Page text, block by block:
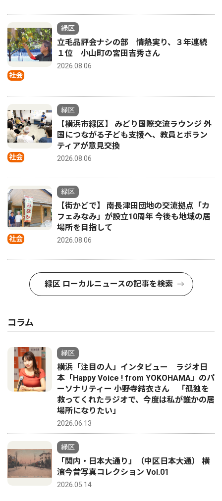
社会
緑区
立毛品評会ナシの部 情熱実り、３年連続
１位 小山町の宮田吉秀さん
2026.08.06
社会
緑区
【横浜市緑区】 みどり国際交流ラウンジ 外
国につながる子ども支援へ、教員とボラン
ティアが意見交換
2026.08.06
社会
緑区
【街かどで】 南長津田団地の交流拠点「カ
フェみなみ」が設立10周年 今後も地域の居
場所を目指して
2026.08.06
緑区 ローカルニュースの記事を検索
コラム
緑区
横浜「注目の人」インタビュー ラジオ日
本「Happy Voice ! from YOKOHAMA」のパ
ーソナリティー 小野寺結衣さん 「孤独を
救ってくれたラジオで、今度は私が誰かの居
場所になりたい」
2026.06.13
緑区
「関内・日本大通り」（中区日本大通） 横
濱今昔写真コレクション Vol.01
2026.05.14